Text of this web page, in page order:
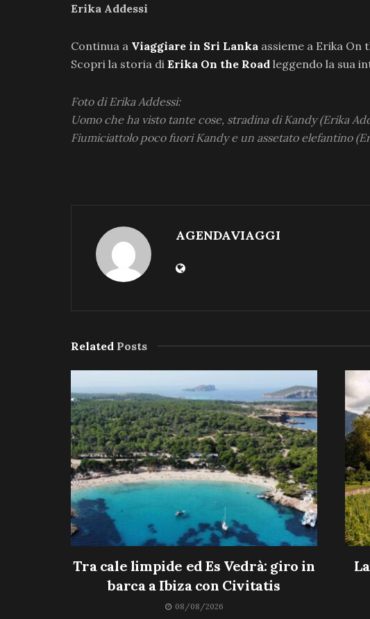
Erika Addessi
Continua a Viaggiare in Sri Lanka assieme a Erika On
Scopri la storia di Erika On the Road leggendo la sua
Foto di Erika Addessi:
Uomo che ha visto tante cose, stradina di Kandy (Erika
Fiumiciattolo poco fuori Kandy e un assetato elefantino
AGENDAVIAGGI
Related Posts
Tra cale limpide ed Es Vedrà: giro in
barca a Ibiza con Civitatis
08/08/2026